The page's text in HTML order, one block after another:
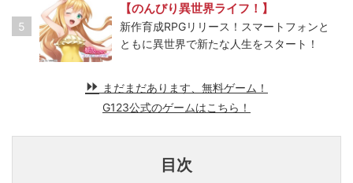
5
【のんびり異世界ライフ！】
新作育成RPGリリース！スマートフォンと
ともに異世界で新たな人生をスタート！
まだまだあります、無料ゲーム！
G123公式のゲームはこちら！
目次